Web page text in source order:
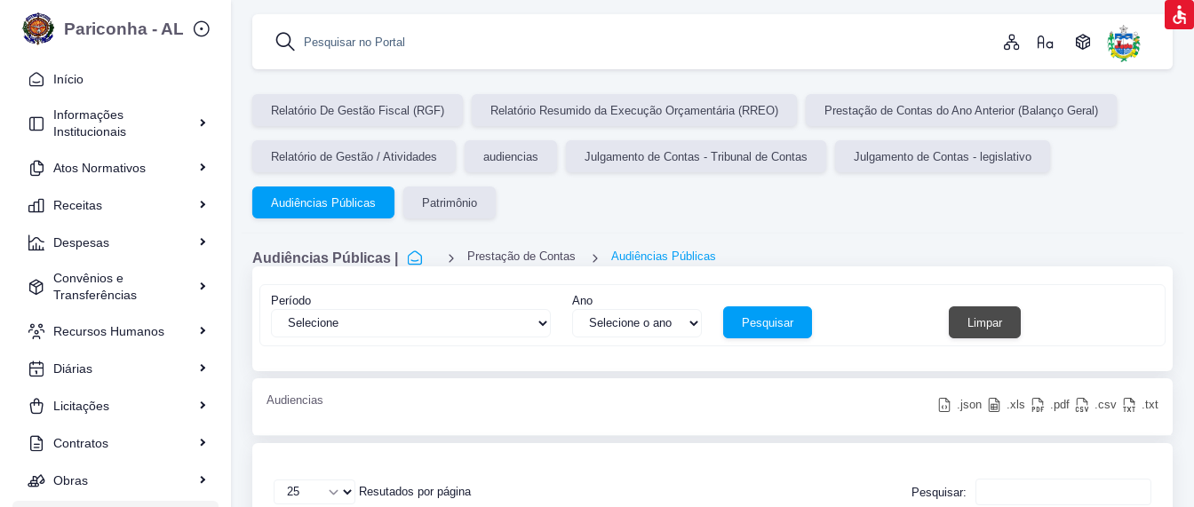
Pariconha - AL
Início
Informações
Institucionais
Atos Normativos
Receitas
Despesas
Convênios e
Transferências
Recursos Humanos
Diárias
Licitações
Contratos
Obras
Pesquisar no Portal
Relatório De Gestão Fiscal (RGF) Relatório Resumido da Execução Orçamentária (RREO) Prestação de Contas do Ano Anterior (Balanço Geral)
Relatório de Gestão / Atividades audiencias Julgamento de Contas - Tribunal de Contas Julgamento de Contas - legislativo
Audiências Públicas Patrimônio
Audiências Públicas | Prestação de Contas Audiências Públicas
Período Ano
Pesquisar Limpar
Audiencias .json .xls .pdf .csv .txt
Resutados por página Pesquisar: